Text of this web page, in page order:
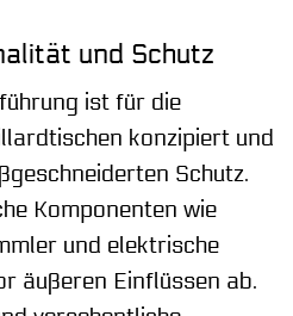
und Schutz
ist für die
konzipiert und
Schutz.
Komponenten wie
und elektrische
äußeren Einflüssen ab.